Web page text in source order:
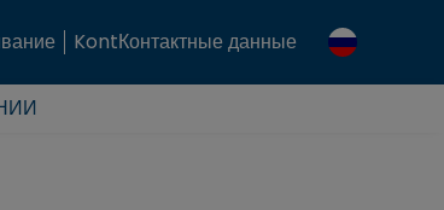
KontКонтактные данные